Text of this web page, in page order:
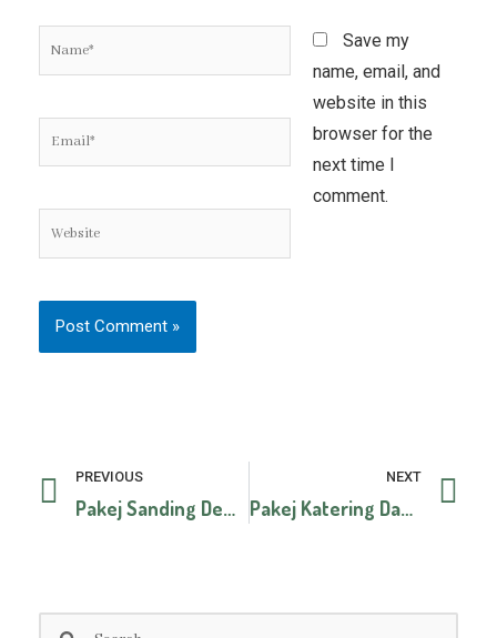
Email*
Website
Save my
name, email, and
website in this
browser for the
next time I
comment.
PREVIOUS
Pakej Sanding Dewan Pekerti 1000 Pax Rm38500
NEXT
Pakej Katering Dan Kanopi Perkahwinan Di Rumah
Search